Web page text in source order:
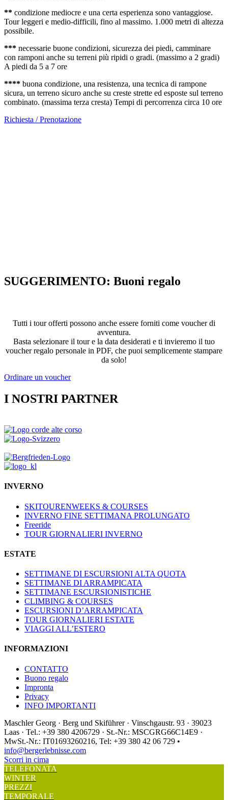
** condizione mediocre e una certa esperienza sono vantaggiose.
Tour leggeri e medio-difficili, fino al massimo. 1.000 metri di altezza
possibile.
*** necessarie buone condizioni, sicurezza dei piedi, camminare
con ramponi anche su terreni più ripidi o gradi. (massimo a 2 gradi)
A piedi da 5 a 7 ore
**** buona condizione, una resistenza, una tecnica di rampone
sicura, un terreno sicuro anche su creste strette ed esposte sul terreno
combinato. (massima terza cresta) Tempi di percorrenza circa 10 ore
Richiesta / Prenotazione
SUGGERIMENTO: Buoni regalo
Tutti i tour offerti possono anche essere forniti come voucher di
avventura.
Basta selezionare il tour e la data desiderati e ti invieremo il tuo
voucher regalo personale in PDF, che puoi semplicemente stampare
da solo!
Ordinare un voucher
I NOSTRI PARTNER
INVERNO
SKITOURENWEEKS & COURSES
INVERNO FINE SETTIMANA PROLUNGATO
Freeride
TOUR GIORNALIERI INVERNO
ESTATE
SETTIMANE DI ESCURSIONI ALTA QUOTA
SETTIMANE DI ARRAMPICATA
SETTIMANE ESCURSIONISTICHE
CLIMBING & COURSES
ESCURSIONI D’ARRAMPICATA
TOUR GIORNALIERI ESTATE
VIAGGI ALL’ESTERO
INFORMAZIONI
CONTATTO
Buono regalo
Impronta
Privacy
INFO IMPORTANTI
Maschler Georg · Berg und Skiführer · Vinschgaustr. 93 · 39023
Laas · Tel.: +39 380 4206729 · St.-Nr.: MSCGRG66C14E9 ·
MwSt.-Nr.: IT01693260216, Tel: +39 380 42 06 729 •
info@bergerlebnisse.com
Scorri in cima
TELEFONATA
WINTER
PREZZI
TEMPORALE